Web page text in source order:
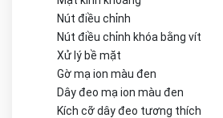
Nút điều chỉnh
Nút điều chỉnh khóa bằng vít
Xử lý bề mặt
Gờ mạ ion màu đen
Dây đeo mạ ion màu đen
Kích cỡ dây đeo tương thích